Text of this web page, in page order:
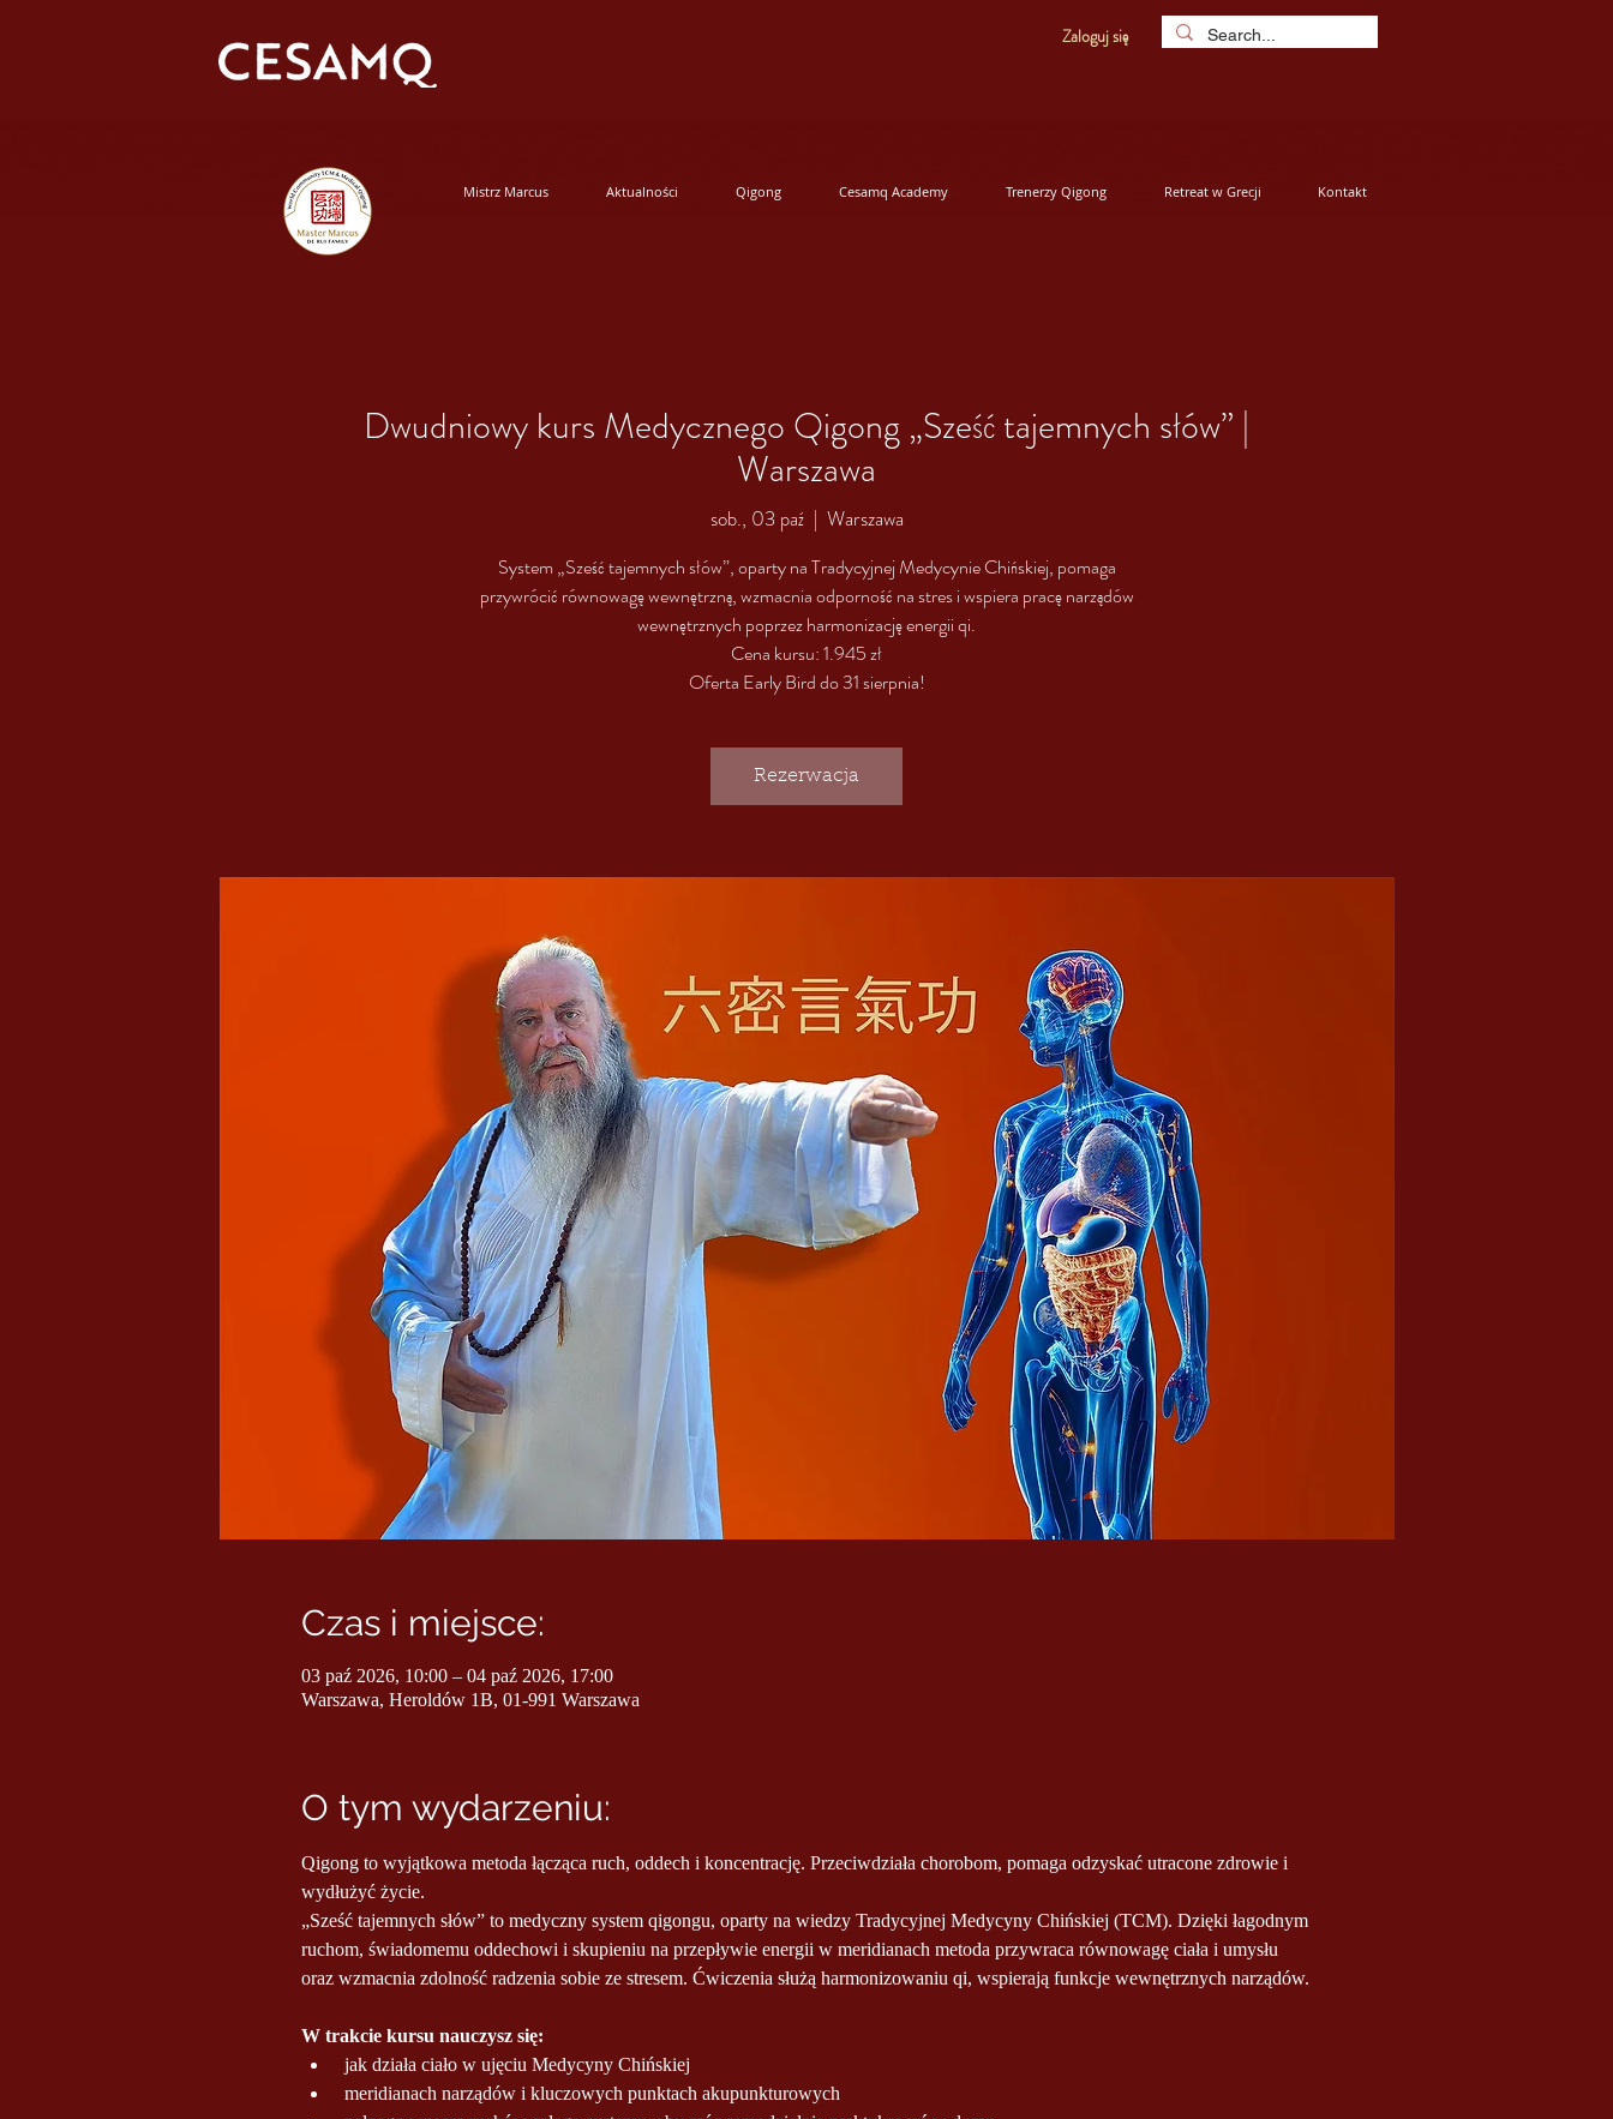
Zaloguj się
Mistrz Marcus Aktualności Qigong Cesamq Academy Trenerzy Qigong Retreat w Grecji Kontakt
Dwudniowy kurs Medycznego Qigong „Sześć tajemnych słów” |
Warszawa
sob., 03 paź
  |
Warszawa
System „Sześć tajemnych słów”, oparty na Tradycyjnej Medycynie Chińskiej, pomaga
przywrócić równowagę wewnętrzną, wzmacnia odporność na stres i wspiera pracę narządów
wewnętrznych poprzez harmonizację energii qi.
Cena kursu: 1.945 zł
Oferta Early Bird do 31 sierpnia!
Rezerwacja
Czas i miejsce:
03 paź 2026, 10:00 – 04 paź 2026, 17:00
Warszawa, Heroldów 1B, 01-991 Warszawa
O tym wydarzeniu:
Qigong to wyjątkowa metoda łącząca ruch, oddech i koncentrację. Przeciwdziała chorobom, pomaga odzyskać utracone zdrowie i
wydłużyć życie.
„Sześć tajemnych słów” to medyczny system qigongu, oparty na wiedzy Tradycyjnej Medycyny Chińskiej (TCM). Dzięki łagodnym
ruchom, świadomemu oddechowi i skupieniu na przepływie energii w meridianach metoda przywraca równowagę ciała i umysłu
oraz wzmacnia zdolność radzenia sobie ze stresem. Ćwiczenia służą harmonizowaniu qi, wspierają funkcje wewnętrznych narządów.
W trakcie kursu nauczysz się:
jak działa ciało w ujęciu Medycyny Chińskiej
meridianach narządów i kluczowych punktach akupunkturowych